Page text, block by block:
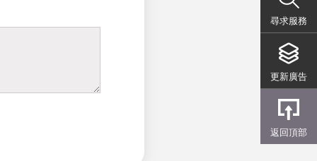
尋求服務
更新廣告
返回頂部